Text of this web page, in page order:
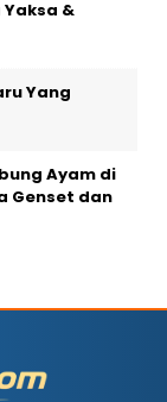
&
Yang
Ayam di
Genset dan